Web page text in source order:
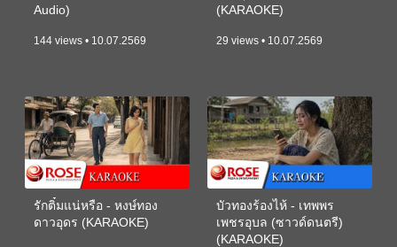
Audio)
144 views • 10.07.2569
(KARAOKE)
29 views • 10.07.2569
รักติ๋มแน่หรือ - หงษ์ทอง
ดาวอุดร (KARAOKE)
บัวทองร้องไห้ - เทพพร
เพชรอุบล (ซาวด์ดนตรี)
(KARAOKE)